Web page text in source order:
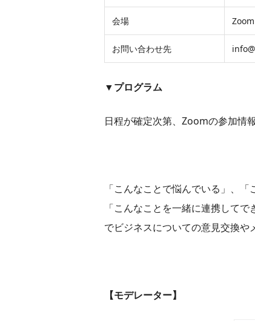
会場
お問い合わせ先
▼プログラム
日程が確定次第、Zoomの参加情
「こんなことで悩んでいる」、
「こんなことを一緒に連携して
でビジネスについての意見交換や
【モデレーター】